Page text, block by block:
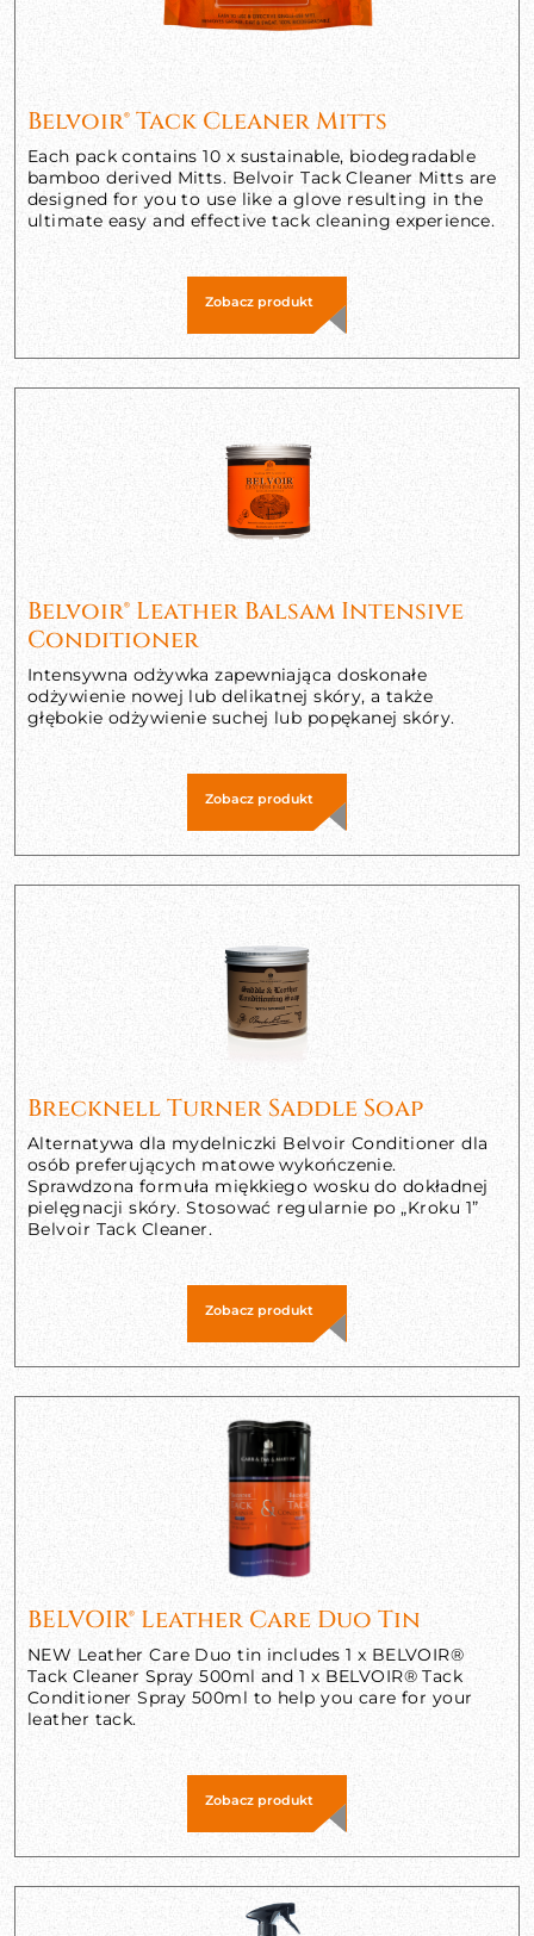
Belvoir® Tack Cleaner Mitts
Each pack contains 10 x sustainable, biodegradable
bamboo derived Mitts. Belvoir Tack Cleaner Mitts are
designed for you to use like a glove resulting in the
ultimate easy and effective tack cleaning experience.
Zobacz produkt
Belvoir® Leather Balsam Intensive
Conditioner
Intensywna odżywka zapewniająca doskonałe
odżywienie nowej lub delikatnej skóry, a także
głębokie odżywienie suchej lub popękanej skóry.
Zobacz produkt
Brecknell Turner Saddle Soap
Alternatywa dla mydelniczki Belvoir Conditioner dla
osób preferujących matowe wykończenie.
Sprawdzona formuła miękkiego wosku do dokładnej
pielęgnacji skóry. Stosować regularnie po „Kroku 1”
Belvoir Tack Cleaner.
Zobacz produkt
BELVOIR® Leather Care Duo Tin
NEW Leather Care Duo tin includes 1 x BELVOIR®
Tack Cleaner Spray 500ml and 1 x BELVOIR® Tack
Conditioner Spray 500ml to help you care for your
leather tack.
Zobacz produkt